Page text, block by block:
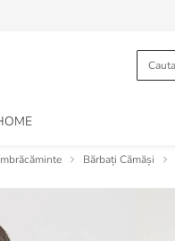
Bărbați Cămăși